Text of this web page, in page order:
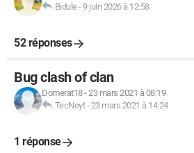
Bidule-9 juin 2026 à 12:58
52 réponses
Bug clash of clan
Domerat18-23 mars 2021 à 08:19
TecNeyt-23 mars 2021 à 14:24
1 réponse